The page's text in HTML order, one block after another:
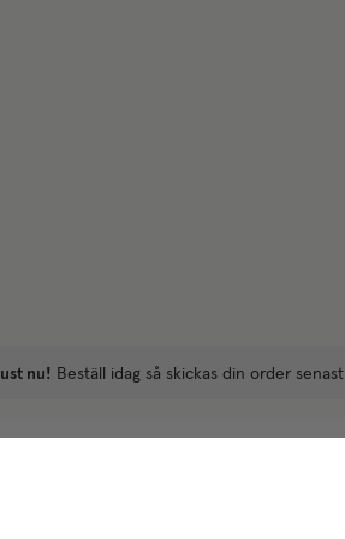
nu! Beställ idag så skickas din order senast